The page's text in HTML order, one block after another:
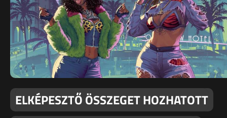
ELKÉPESZTŐ ÖSSZEGET HOZHATOTT